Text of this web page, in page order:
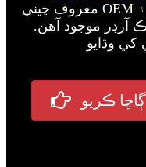
معروف چيني OEM ٺاهيندڙ کان. مقابلي واري قيمت ۽
آرڊر موجود آهن.
ڪريو